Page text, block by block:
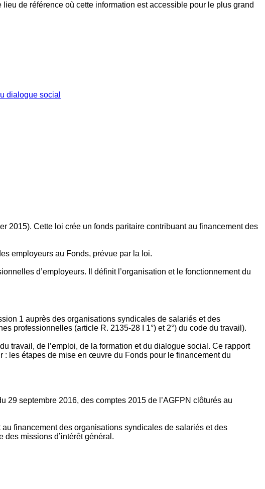
de référence où cette information est accessible pour le plus grand
dialogue social
2015). Cette loi crée un fonds paritaire contribuant au financement des
employeurs au Fonds, prévue par la loi.
d’employeurs. Il définit l’organisation et le fonctionnement du
1 auprès des organisations syndicales de salariés et des
professionnelles (article R. 2135‐28 I 1°) et 2°) du code du travail).
travail, de l’emploi, de la formation et du dialogue social. Ce rapport
les étapes de mise en œuvre du Fonds pour le financement du
septembre 2016, des comptes 2015 de l’AGFPN clôturés au
financement des organisations syndicales de salariés et des
des missions d’intérêt général.